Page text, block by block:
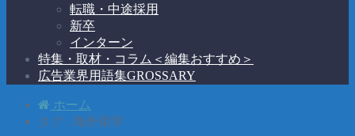
転職・中途採用
新卒
インターン
特集・取材・コラム ＜編集おすすめ＞
広告業界用語集GROSSARY
ホーム
タグ : 海外留学